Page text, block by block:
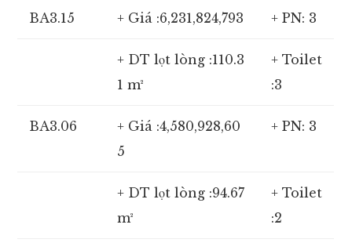
BA3.15 + Giá :6,231,824,793 + PN: 3
+ DT lọt lòng :110.3
1 m²
+ Toilet
:3
BA3.06
+ Giá :4,580,928,60
5
+ PN: 3
+ DT lọt lòng :94.67
m²
+ Toilet
:2